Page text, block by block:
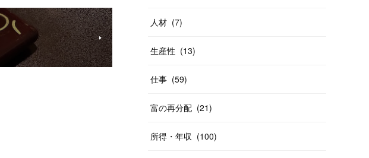
人材 (7)
生産性 (13)
仕事 (59)
富の再分配 (21)
所得・年収 (100)